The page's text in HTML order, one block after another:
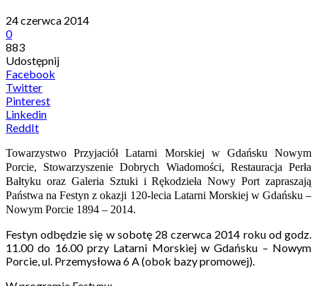
24 czerwca 2014
0
883
Udostępnij
Facebook
Twitter
Pinterest
Linkedin
ReddIt
Towarzystwo Przyjaciół Latarni Morskiej w Gdańsku Nowym
Porcie, Stowarzyszenie Dobrych Wiadomości, Restauracja Perła
Bałtyku oraz Galeria Sztuki i Rękodzieła Nowy Port zapraszają
Państwa na Festyn z okazji 120-lecia Latarni Morskiej w Gdańsku –
Nowym Porcie 1894 – 2014.
Festyn odbędzie się w sobotę 28 czerwca 2014 roku od godz.
11.00 do 16.00 przy Latarni Morskiej w Gdańsku – Nowym
Porcie, ul. Przemysłowa 6 A (obok bazy promowej).